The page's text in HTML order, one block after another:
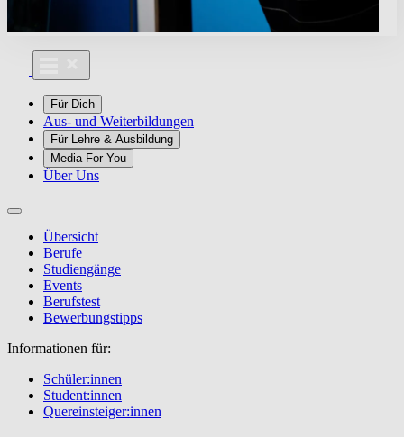
Für Dich
Aus- und Weiterbildungen
Für Lehre & Ausbildung
Media For You
Über Uns
Übersicht
Berufe
Studiengänge
Events
Berufstest
Bewerbungstipps
Informationen für:
Schüler:innen
Student:innen
Quereinsteiger:innen